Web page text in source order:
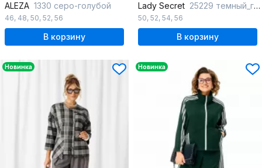
ALEZA 1330 серо-голубой
46, 48, 50, 52, 56
В корзину
Lady Secret 25229 темный_графит
50, 52, 54, 56
В корзину
Новинка Новинка